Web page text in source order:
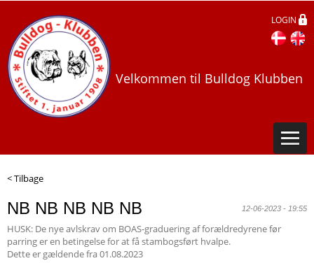
LOGIN
Velkommen til Bulldog Klubben
< Tilbage
NB NB NB NB NB 12-06-2023 - 19:55
HUSK: De nye avlskrav om BOAS-graduering af forældredyrene før
parring er en betingelse for at få stambogsført hvalpe.
Dette er gældende fra 01.08.2023